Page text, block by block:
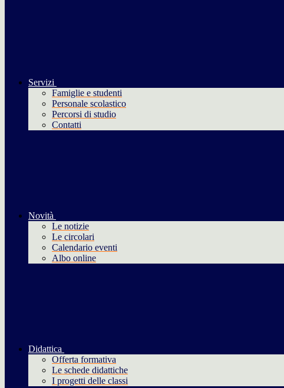
Servizi
Famiglie e studenti
Personale scolastico
Percorsi di studio
Contatti
Novità
Le notizie
Le circolari
Calendario eventi
Albo online
Didattica
Offerta formativa
Le schede didattiche
I progetti delle classi